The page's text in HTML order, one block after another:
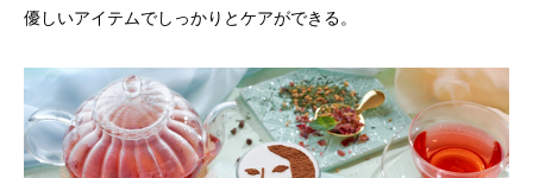
優しいアイテムでしっかりとケアができる。